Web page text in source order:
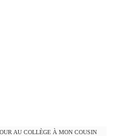
AU COLLÈGE À MON COUSIN